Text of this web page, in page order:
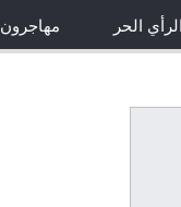
الرأي الحر مهاجرون